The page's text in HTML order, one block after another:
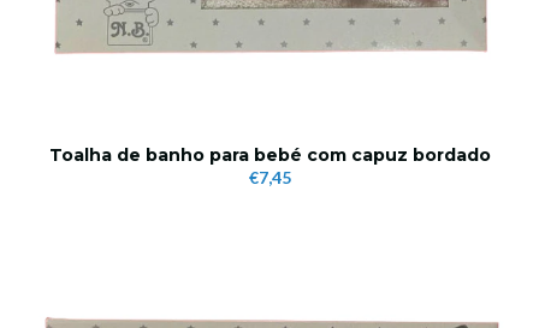
Toalha de banho para bebé com capuz bordado
€7,45